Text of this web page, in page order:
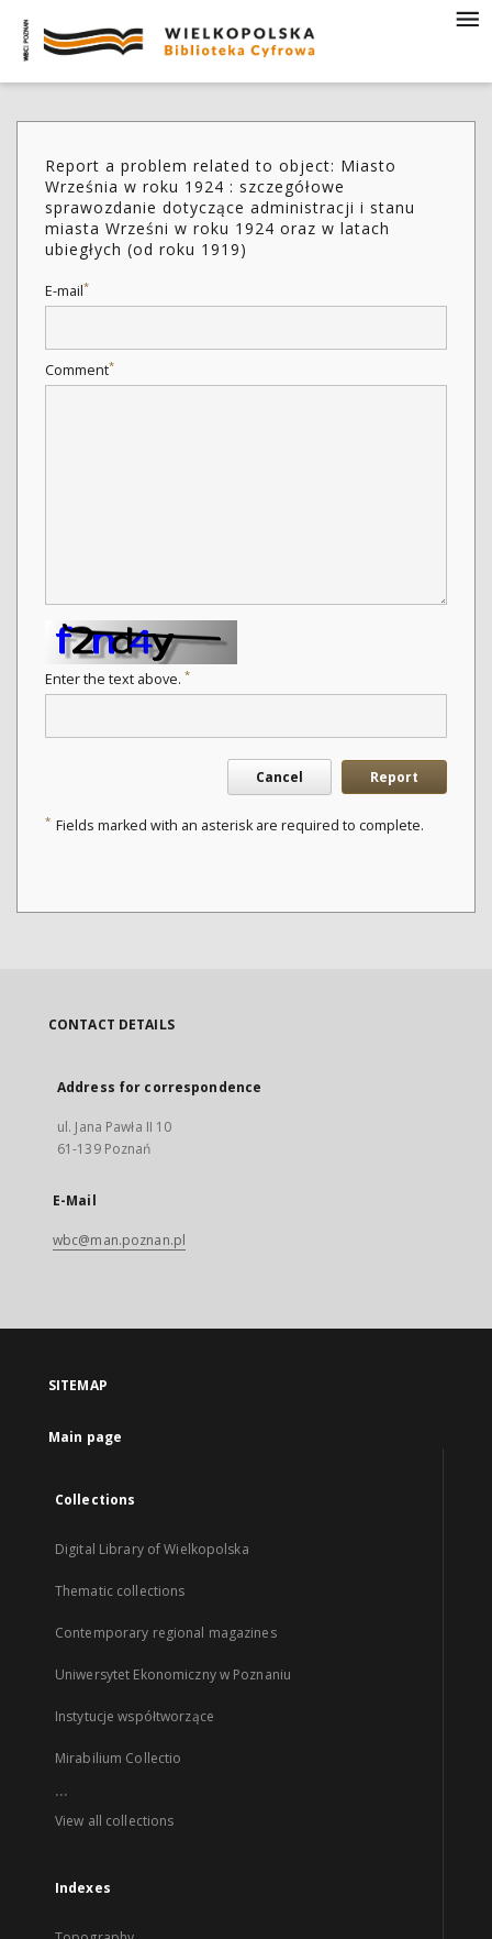
Report a problem related to object: Miasto
Września w roku 1924 : szczegółowe
sprawozdanie dotyczące administracji i stanu
miasta Wrześni w roku 1924 oraz w latach
ubiegłych (od roku 1919)
E-mail*
Comment*
Enter the text above. *
Cancel Report
* Fields marked with an asterisk are required to complete.
CONTACT DETAILS
Address for correspondence
ul. Jana Pawła II 10
61-139 Poznań
E-Mail
wbc@man.poznan.pl
SITEMAP
Main page
Collections
Digital Library of Wielkopolska
Thematic collections
Contemporary regional magazines
Uniwersytet Ekonomiczny w Poznaniu
Instytucje współtworzące
Mirabilium Collectio
...
View all collections
Indexes